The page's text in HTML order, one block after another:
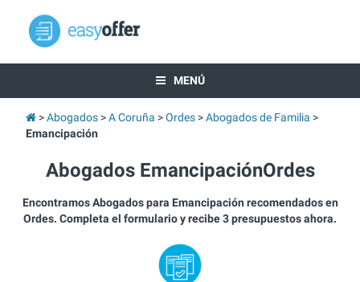
MENÚ
Abogados A Coruña Ordes
Abogados de Familia
Emancipación
Abogados EmancipaciónOrdes
Encontramos Abogados para Emancipación recomendados en
Ordes. Completa el formulario y recibe 3 presupuestos ahora.